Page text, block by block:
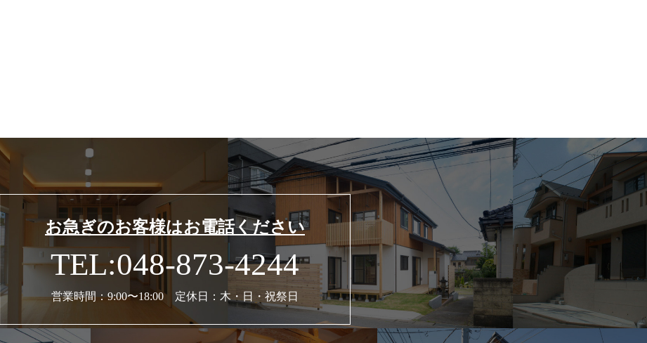
お急ぎのお客様はお電話ください
TEL:048-873-4244
営業時間：9:00〜18:00 定休日：木・日・祝祭日